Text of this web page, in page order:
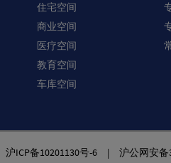
住宅空间
商业空间
医疗空间
教育空间
车库空间
沪ICP备10201130号-6 | 沪公网安备